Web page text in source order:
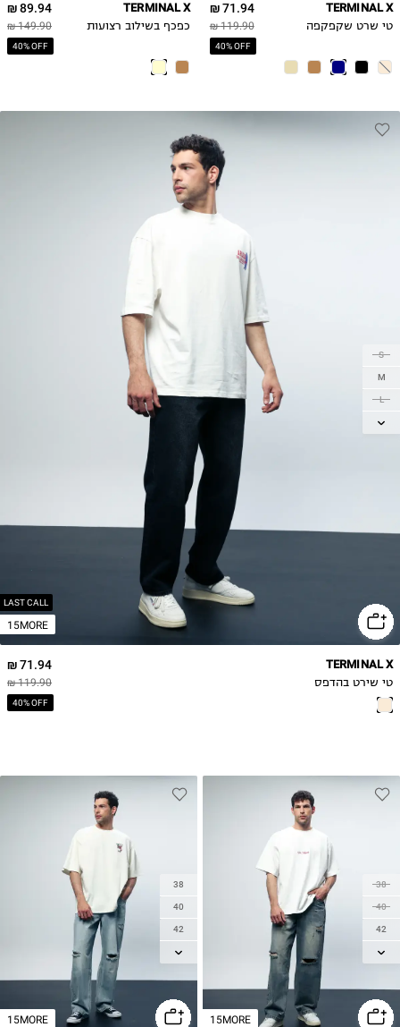
71.94 ₪
119.90 ₪
40% OFF
TERMINAL X
טי שרט שקפקפה
89.94 ₪
149.90 ₪
40% OFF
TERMINAL X
כפכף בשילוב רצועות
LAST CALL
15MORE
S
M
L
XL
71.94 ₪
119.90 ₪
40% OFF
TERMINAL X
טי שירט בהדפס
15MORE
38
40
42
44
15MORE
38
40
42
44